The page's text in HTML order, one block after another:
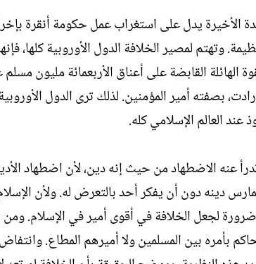
الأخيرة يدل على استغراب عمل حكومة أنقرة
لمصير الخلافة الدول الأوروبية كلها،
الهائلة القابضة على أعناق الأربعمائة مليون
بصفته أمير المؤمنين. لذلك ترى الدول
العالم الإسلامي كله.
عنه الاضطهاد من حيث إنه دين، لأن اضطهاد
دينه دون أن يفكر أحد بالتعرض له. ولأن
لجعل الخلافة في أقوى أمير في الإسلام.
بأمره بين المسلمين ولا أميرهم المطاع.